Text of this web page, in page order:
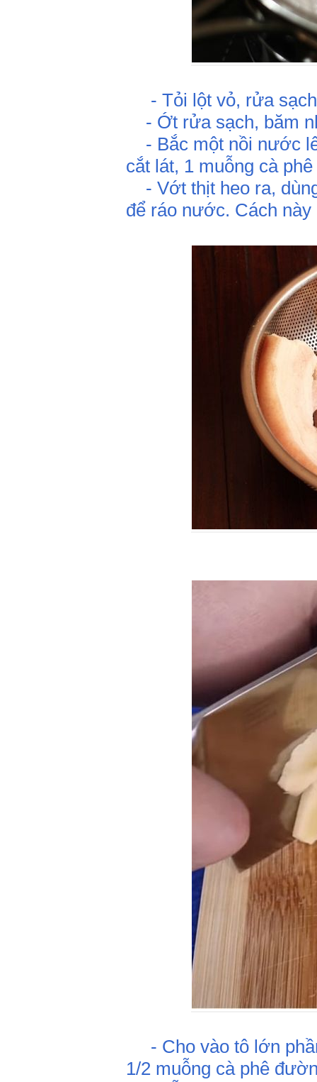
- Tỏi lột vỏ, rửa
- Ớt rửa sạch, băm
- Bắc một nồi nước
cắt lát, 1 muỗng cà
- Vớt thịt heo ra,
để ráo nước. Cách
- Cho vào tô lớn
1/2 muỗng cà phê